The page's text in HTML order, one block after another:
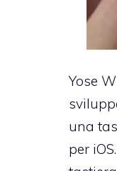
Yose
una
per